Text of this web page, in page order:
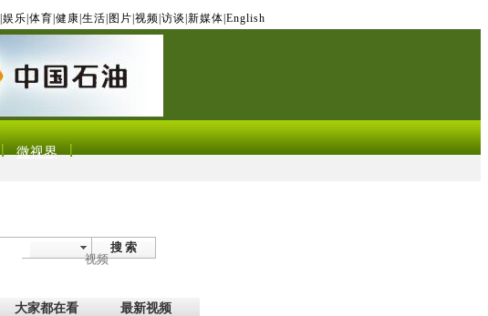
娱乐 体育 健康 生活 图片 视频 访谈 新媒体 English
微视界
搜 索
视频
大家都在看 最新视频